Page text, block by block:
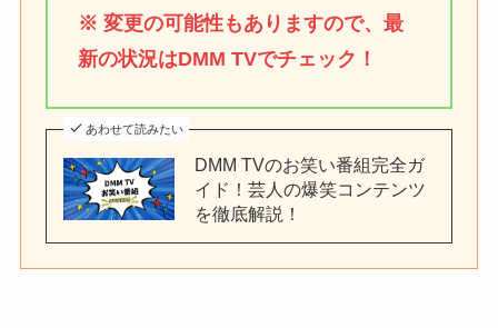
※ 変更の可能性もありますので、最
新の状況はDMM TVでチェック！
あわせて読みたい
DMM TVのお笑い番組完全ガ
イド！芸人の爆笑コンテンツ
を徹底解説！